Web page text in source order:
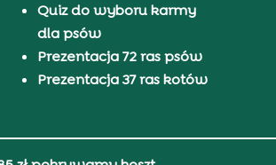
Quiz do wyboru karmy
dla psów
Prezentacja 72 ras psów
Prezentacja 37 ras kotów